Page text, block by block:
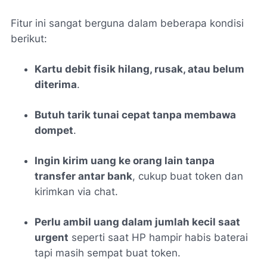
Fitur ini sangat berguna dalam beberapa kondisi
berikut:
Kartu debit fisik hilang, rusak, atau belum
diterima.
Butuh tarik tunai cepat tanpa membawa
dompet.
Ingin kirim uang ke orang lain tanpa
transfer antar bank, cukup buat token dan
kirimkan via chat.
Perlu ambil uang dalam jumlah kecil saat
urgent seperti saat HP hampir habis baterai
tapi masih sempat buat token.